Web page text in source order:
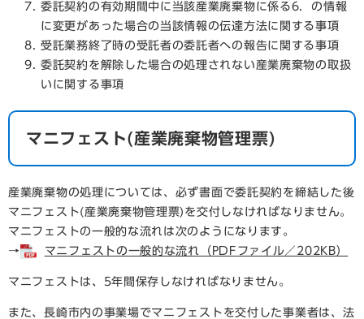
委託契約の有効期間中に当該産業廃棄物に係る6．の情報
に変更があった場合の当該情報の伝達方法に関する事項
受託業務終了時の受託者の委託者への報告に関する事項
委託契約を解除した場合の処理されない産業廃棄物の取扱
いに関する事項
マニフェスト(産業廃棄物管理票)
産業廃棄物の処理については、必ず書面で委託契約を締結した後
マニフェスト(産業廃棄物管理票)を交付しなければなりません。
マニフェストの一般的な流れは次のようになります。
→
マニフェストの一般的な流れ（PDFファイル／202KB）
マニフェストは、5年間保存しなければなりません。
また、長崎市内の事業場でマニフェストを交付した事業者は、法